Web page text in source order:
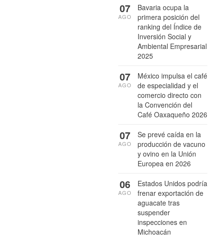
Bavaria ocupa la
primera posición del
ranking del Índice de
Inversión Social y
Ambiental Empresarial
2025
07
AGO
México impulsa el café
de especialidad y el
comercio directo con
la Convención del
Café Oaxaqueño 2026
07
AGO
Se prevé caída en la
producción de vacuno
y ovino en la Unión
Europea en 2026
07
AGO
Estados Unidos podría
frenar exportación de
aguacate tras
suspender
inspecciones en
Michoacán
06
AGO